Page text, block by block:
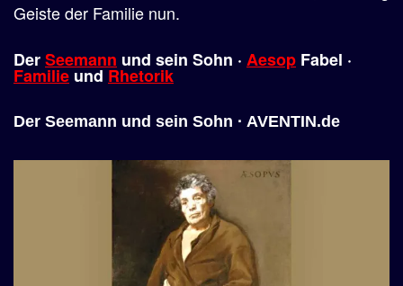
Geiste der Familie nun.
DerSeemann und sein Sohn · Aesop Fabel ·
FamilieundRhetorik
Der Seemann und sein Sohn · AVENTIN.de